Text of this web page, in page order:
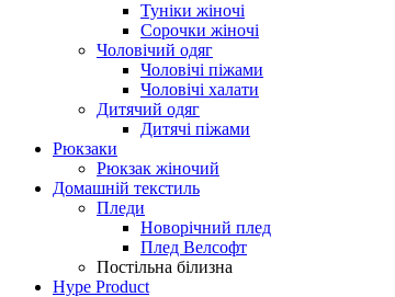
Туніки жіночі
Сорочки жіночі
Чоловічий одяг
Чоловічі піжами
Чоловічі халати
Дитячий одяг
Дитячі піжами
Рюкзаки
Рюкзак жіночий
Домашній текстиль
Пледи
Новорічний плед
Плед Велсофт
Постільна білизна
Hype Product